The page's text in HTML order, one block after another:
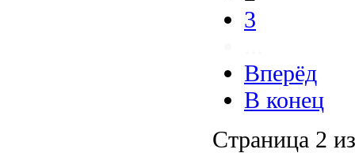
3
Вперёд
В конец
Страница 2